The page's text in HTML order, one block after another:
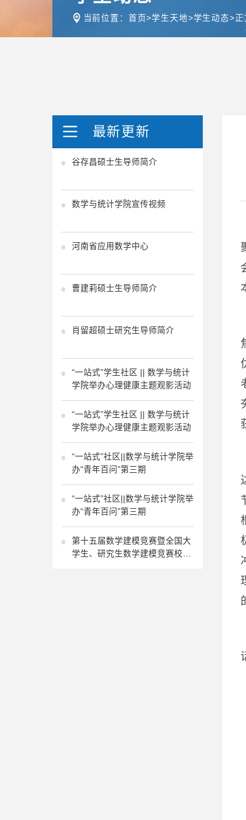
当前位置： 首页>学生天地>学生动态>正
最新更新
谷存昌硕士生导师简介
数学与统计学院宣传视频
河南省应用数学中心
曹建莉硕士生导师简介
肖留超硕士研究生导师简介
“一站式”学生社区 || 数学与统计
学院举办心理健康主题观影活动
“一站式”学生社区 || 数学与统计
学院举办心理健康主题观影活动
“一站式”社区||数学与统计学院举
办“青年百问”第三期
“一站式”社区||数学与统计学院举
办“青年百问”第三期
第十五届数学建模竞赛暨全国大
学生、研究生数学建模竞赛校内